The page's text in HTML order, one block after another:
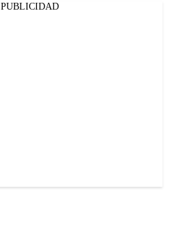
PUBLICIDAD